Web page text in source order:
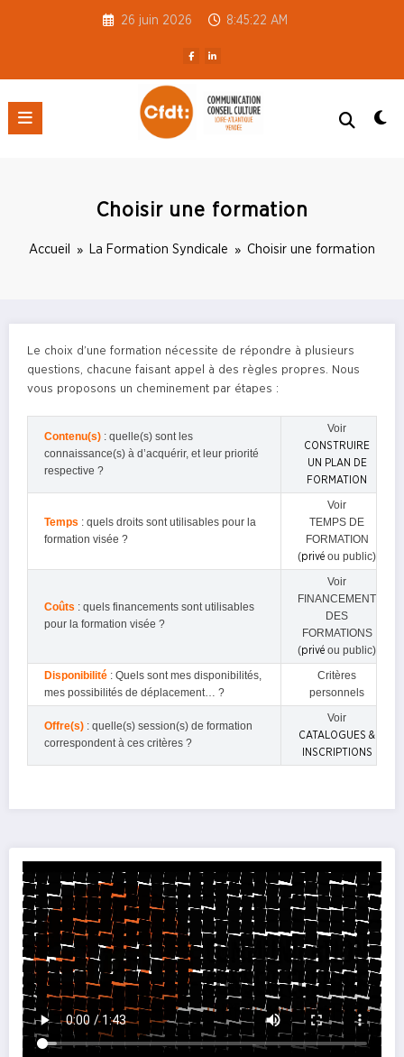
26 juin 2026 8:45:22 AM
Choisir une formation
Accueil La Formation Syndicale Choisir une formation
Le choix d’une formation nécessite de répondre à plusieurs
questions, chacune faisant appel à des règles propres. Nous
vous proposons un cheminement par étapes :
Contenu(s) : quelle(s) sont les
connaissance(s) à d’acquérir, et leur priorité
respective ?
Voir
CONSTRUIRE
UN PLAN DE
FORMATION
Temps : quels droits sont utilisables pour la
formation visée ?
Voir
TEMPS DE
FORMATION
(privé ou public)
Coûts : quels financements sont utilisables
pour la formation visée ?
Voir
FINANCEMENT
DES
FORMATIONS
(privé ou public)
Disponibilité : Quels sont mes disponibilités,
mes possibilités de déplacement… ?
Critères
personnels
Offre(s) : quelle(s) session(s) de formation
correspondent à ces critères ?
Voir
CATALOGUES &
INSCRIPTIONS